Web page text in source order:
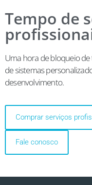
Tempo de
Uma hora de bloqueio
de sistemas
desenvolvimento.
Comprar serviços
Fale conosco